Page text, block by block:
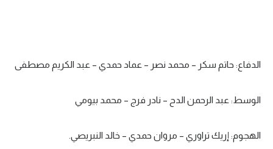
الدفاع: حاتم سكر – محمد نصر – عماد حمدي – عبد الكريم مصطفى
الوسط: عبد الرحمن الدح – نادر فرج – محمد بيومي
الهجوم: إريك تراوري – مروان حمدي – خالد النبريصي.